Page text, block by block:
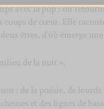
avec la pop : on
coups de cœur. Elle
êtres, d’où émerge
de la nuit ».
: de la poésie, de lourds
et des lignes de